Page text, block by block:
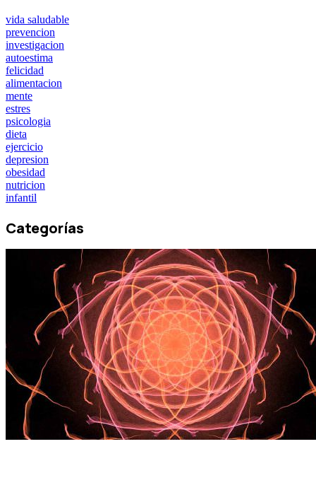
vida saludable
prevencion
investigacion
autoestima
felicidad
alimentacion
mente
estres
psicologia
dieta
ejercicio
depresion
obesidad
nutricion
infantil
Categorías